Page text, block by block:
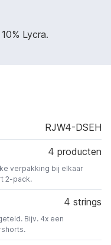
Lycra.
RJW4-DSEH
4 producten
verpakking bij elkaar
2-pack.
4 strings
Bijv. 4x een